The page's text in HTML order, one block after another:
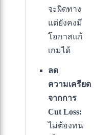
จะผิดทาง
แต่ยังคงมี
โอกาสแก้
เกมได้
ลด
ความเครียด
จากการ
Cut Loss:
ไม่ต้องทน